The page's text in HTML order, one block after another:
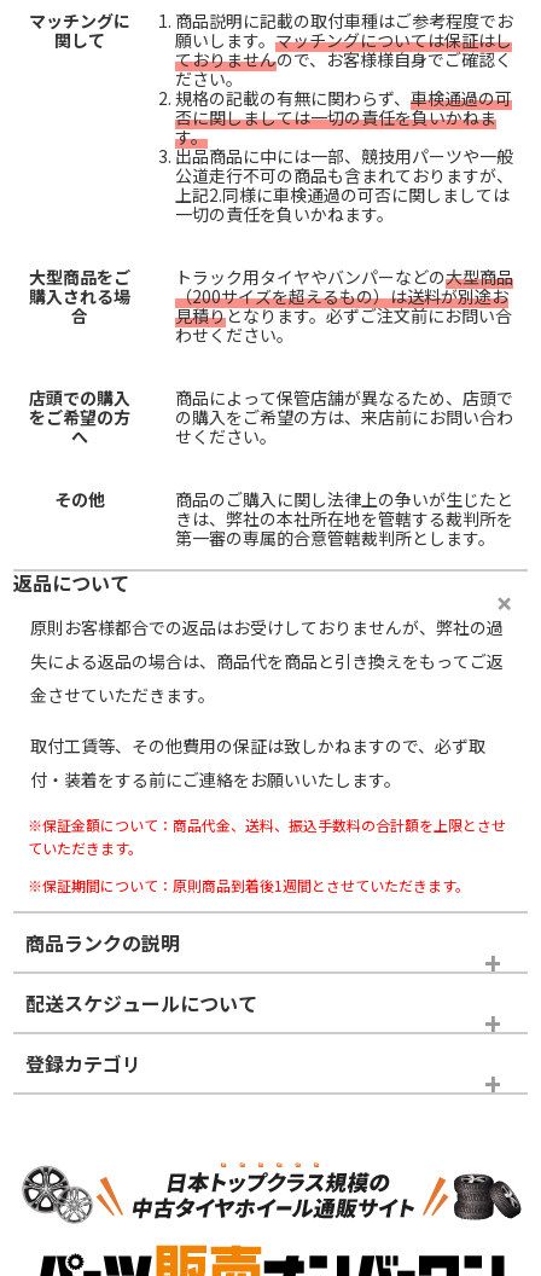
マッチングに
関して
商品説明に記載の取付車種はご参考程度でお
願いします。 マッチングについては保証はし
ておりませんので、お客様様自身でご確認く
ださい。
規格の記載の有無に関わらず、 車検通過の可
否に関しましては一切の責任を負いかねま
す。
出品商品に中には一部、競技用パーツや一般
公道走行不可の商品も含まれておりますが、
上記2.同様に車検通過の可否に関しましては
一切の責任を負いかねます。
大型商品をご
購入される場
合
トラック用タイヤやバンパーなどの大型商品
（200サイズを超えるもの）は送料が別途お
見積りとなります。必ずご注文前にお問い合
わせください。
店頭での購入
をご希望の方
へ
商品によって保管店舗が異なるため、店頭で
の購入をご希望の方は、来店前にお問い合わ
せください。
その他
商品のご購入に関し法律上の争いが生じたと
きは、弊社の本社所在地を管轄する裁判所を
第一審の専属的合意管轄裁判所とします。
返品について
原則お客様都合での返品はお受けしておりませんが、弊社の過
失による返品の場合は、商品代を商品と引き換えをもってご返
金させていただきます。
取付工賃等、その他費用の保証は致しかねますので、必ず取
付・装着をする前にご連絡をお願いいたします。
※保証金額について：商品代金、送料、振込手数料の合計額を上限とさせ
ていただきます。
※保証期間について：原則商品到着後1週間とさせていただきます。
商品ランクの説明
※商品ランクは出品者の主観により判断しておりますので、あら
かじめご了承ください。
ホイールランク
S
品）
S
新車外し品（新古
付き
配送スケジュールについて
登録カテゴリ
タイヤのみ